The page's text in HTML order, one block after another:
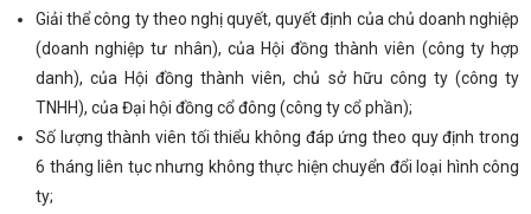
Giải thể công ty theo nghị quyết, quyết định của chủ doanh nghiệp
(doanh nghiệp tư nhân), của Hội đồng thành viên (công ty hợp
danh), của Hội đồng thành viên, chủ sở hữu công ty (công ty
TNHH), của Đại hội đồng cổ đông (công ty cổ phần);
Số lượng thành viên tối thiểu không đáp ứng theo quy định trong
6 tháng liên tục nhưng không thực hiện chuyển đổi loại hình công
ty;